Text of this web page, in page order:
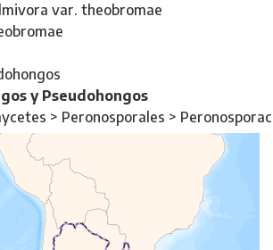
var. theobromae
y Pseudohongos
> Peronosporales >